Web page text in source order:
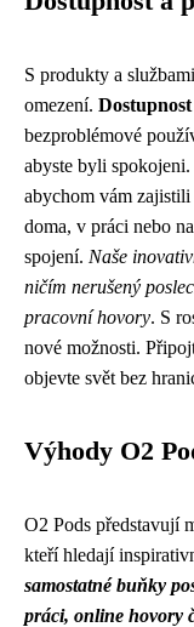
S produkty a
omezení.
bezproblémové
abyste byli spokojeni.
abychom vám
doma, v práci nebo
spojení. Naše
ničím nerušený
pracovní hovory. S
nové možnosti.
objevte svět bez
Výhody O2
O2 Pods představují
kteří hledají
samostatné buňky
práci, online hovory